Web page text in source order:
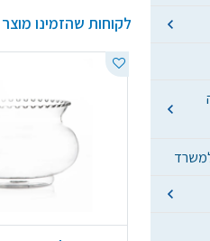
לקוחות שהזמינו